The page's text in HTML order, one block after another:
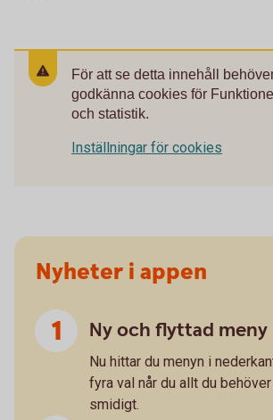
För att se detta innehåll
godkänna cookies för
och statistik.
Inställningar för cookies
Nyheter i appen
Ny och flyttad meny
Nu hittar du menyn i
fyra val når du allt du
smidigt.